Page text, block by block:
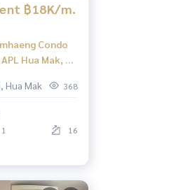
฿18K/m.
Condo
Hua Mak, U
Hua Mak 368
1 16